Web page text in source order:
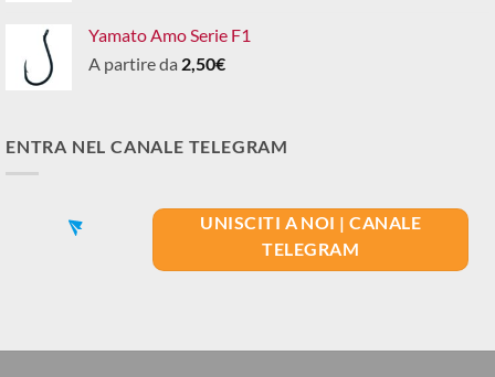
Yamato Amo Serie F1
A partire da 2,50€
ENTRA NEL CANALE TELEGRAM
UNISCITI A NOI | CANALE
TELEGRAM